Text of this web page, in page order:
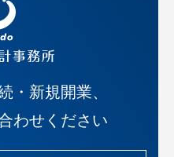
・新規開業、
わせください